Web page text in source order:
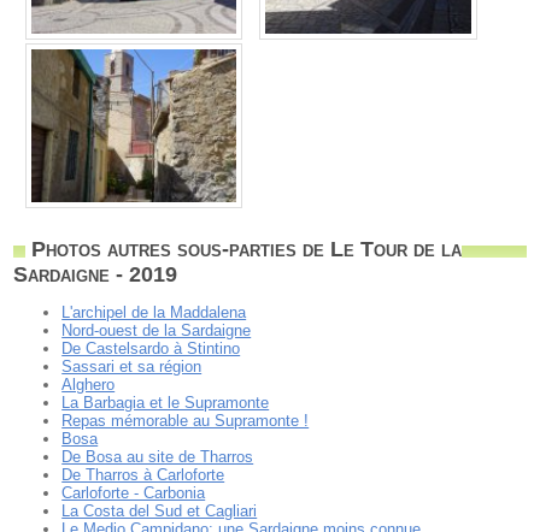
Photos autres sous-parties de Le Tour de la
Sardaigne - 2019
L'archipel de la Maddalena
Nord-ouest de la Sardaigne
De Castelsardo à Stintino
Sassari et sa région
Alghero
La Barbagia et le Supramonte
Repas mémorable au Supramonte !
Bosa
De Bosa au site de Tharros
De Tharros à Carloforte
Carloforte - Carbonia
La Costa del Sud et Cagliari